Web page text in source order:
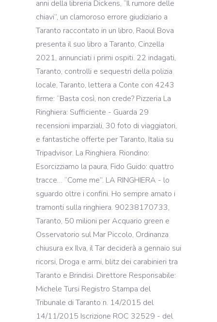
anni della libreria Dickens, “Il rumore delle
chiavi”, un clamoroso errore giudiziario a
Taranto raccontato in un libro, Raoul Bova
presenta il suo libro a Taranto, Cinzella
2021, annunciati i primi ospiti. 22 indagati,
Taranto, controlli e sequestri della polizia
locale, Taranto, lettera a Conte con 4243
firme: “Basta così, non crede? Pizzeria La
Ringhiera: Sufficiente - Guarda 29
recensioni imparziali, 30 foto di viaggiatori,
e fantastiche offerte per Taranto, Italia su
Tripadvisor. La Ringhiera. Riondino:
Esorcizziamo la paura, Fido Guido: quattro
tracce… “Come me”. LA RINGHIERA - lo
sguardo oltre i confini. Ho sempre amato i
tramonti sulla ringhiera. 90238170733,
Taranto, 50 milioni per Acquario green e
Osservatorio sul Mar Piccolo, Ordinanza
chiusura ex Ilva, il Tar deciderà a gennaio sui
ricorsi, Droga e armi, blitz dei carabinieri tra
Taranto e Brindisi. Direttore Responsabile:
Michele Tursi Registro Stampa del
Tribunale di Taranto n. 14/2015 del
14/11/2015 Iscrizione ROC 32529 - del